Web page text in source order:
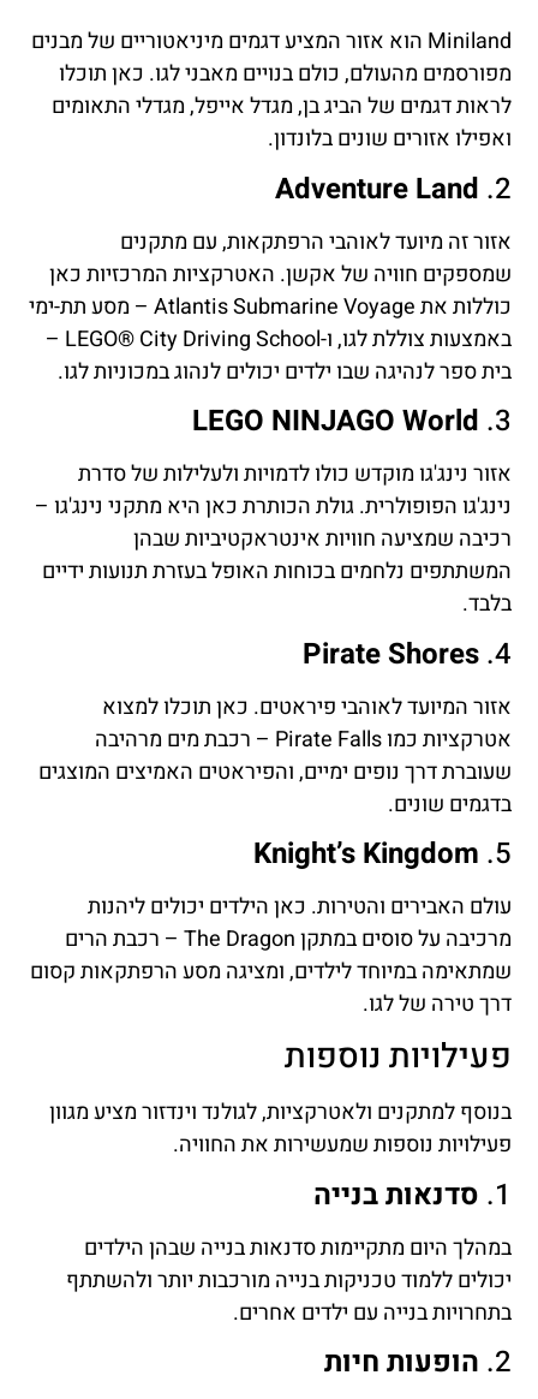
Miniland הוא אזור המציע דגמים מיניאטוריים של מבנים
מפורסמים מהעולם, כולם בנויים מאבני לגו. כאן תוכלו
לראות דגמים של הביג בן, מגדל אייפל, מגדלי התאומים
ואפילו אזורים שונים בלונדון.
2.
Adventure Land
אזור זה מיועד לאוהבי הרפתקאות, עם מתקנים
שמספקים חוויה של אקשן. האטרקציות המרכזיות כאן
כוללות את Atlantis Submarine Voyage – מסע תת-ימי
באמצעות צוללת לגו, ו-LEGO® City Driving School –
בית ספר לנהיגה שבו ילדים יכולים לנהוג במכוניות לגו.
3.
LEGO NINJAGO World
אזור נינג'גו מוקדש כולו לדמויות ולעלילות של סדרת
נינג'גו הפופולרית. גולת הכותרת כאן היא מתקני נינג'גו –
רכיבה שמציעה חוויות אינטראקטיביות שבהן
המשתתפים נלחמים בכוחות האופל בעזרת תנועות ידיים
בלבד.
4.
Pirate Shores
אזור המיועד לאוהבי פיראטים. כאן תוכלו למצוא
אטרקציות כמו Pirate Falls – רכבת מים מרהיבה
שעוברת דרך נופים ימיים, והפיראטים האמיצים המוצגים
בדגמים שונים.
5.
Knight’s Kingdom
עולם האבירים והטירות. כאן הילדים יכולים ליהנות
מרכיבה על סוסים במתקן The Dragon – רכבת הרים
שמתאימה במיוחד לילדים, ומציגה מסע הרפתקאות קסום
דרך טירה של לגו.
פעילויות נוספות
בנוסף למתקנים ולאטרקציות, לגולנד וינדזור מציע מגוון
פעילויות נוספות שמעשירות את החוויה.
1. סדנאות בנייה
במהלך היום מתקיימות סדנאות בנייה שבהן הילדים
יכולים ללמוד טכניקות בנייה מורכבות יותר ולהשתתף
בתחרויות בנייה עם ילדים אחרים.
2. הופעות חיות